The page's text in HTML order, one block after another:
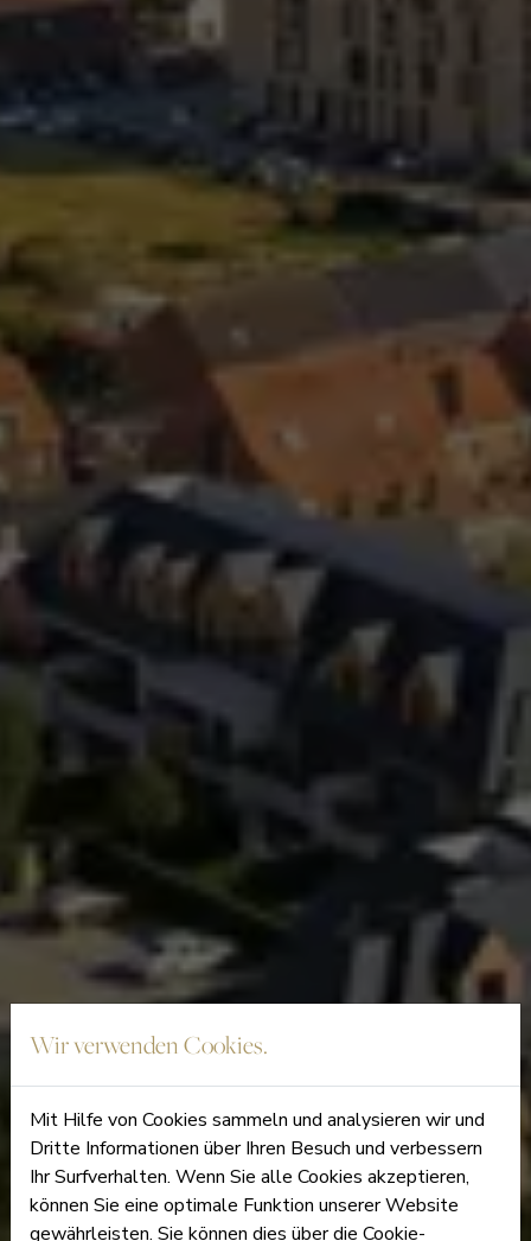
Wir verwenden Cookies.
Mit Hilfe von Cookies sammeln und analysieren wir und
Dritte Informationen über Ihren Besuch und verbessern
Ihr Surfverhalten. Wenn Sie alle Cookies akzeptieren,
können Sie eine optimale Funktion unserer Website
gewährleisten. Sie können dies über die Cookie-